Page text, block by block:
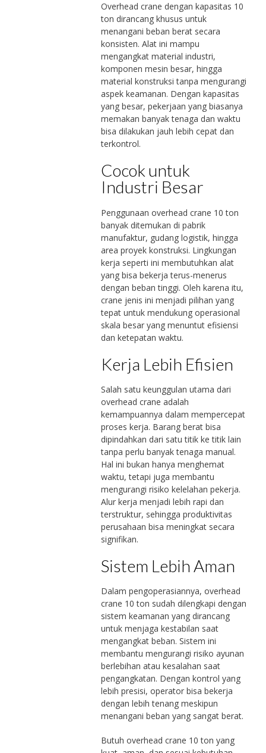
Overhead crane dengan kapasitas 10
ton dirancang khusus untuk
menangani beban berat secara
konsisten. Alat ini mampu
mengangkat material industri,
komponen mesin besar, hingga
material konstruksi tanpa mengurangi
aspek keamanan. Dengan kapasitas
yang besar, pekerjaan yang biasanya
memakan banyak tenaga dan waktu
bisa dilakukan jauh lebih cepat dan
terkontrol.
Cocok untuk
Industri Besar
Penggunaan overhead crane 10 ton
banyak ditemukan di pabrik
manufaktur, gudang logistik, hingga
area proyek konstruksi. Lingkungan
kerja seperti ini membutuhkan alat
yang bisa bekerja terus-menerus
dengan beban tinggi. Oleh karena itu,
crane jenis ini menjadi pilihan yang
tepat untuk mendukung operasional
skala besar yang menuntut efisiensi
dan ketepatan waktu.
Kerja Lebih Efisien
Salah satu keunggulan utama dari
overhead crane adalah
kemampuannya dalam mempercepat
proses kerja. Barang berat bisa
dipindahkan dari satu titik ke titik lain
tanpa perlu banyak tenaga manual.
Hal ini bukan hanya menghemat
waktu, tetapi juga membantu
mengurangi risiko kelelahan pekerja.
Alur kerja menjadi lebih rapi dan
terstruktur, sehingga produktivitas
perusahaan bisa meningkat secara
signifikan.
Sistem Lebih Aman
Dalam pengoperasiannya, overhead
crane 10 ton sudah dilengkapi dengan
sistem keamanan yang dirancang
untuk menjaga kestabilan saat
mengangkat beban. Sistem ini
membantu mengurangi risiko ayunan
berlebihan atau kesalahan saat
pengangkatan. Dengan kontrol yang
lebih presisi, operator bisa bekerja
dengan lebih tenang meskipun
menangani beban yang sangat berat.
Butuh overhead crane 10 ton yang